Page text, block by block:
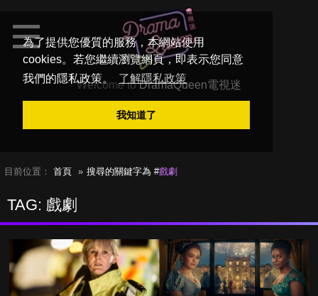
為了提供您優質的服務，本網站使用
cookies。若您繼續瀏覽網頁，即表示您同意
我們的隱私政策。
了解隱私政策
我知道了
Welcome toDramaQueen電視迷
目前位置： 首頁 搜尋的關鍵字為 #戲劇
TAG: 戲劇